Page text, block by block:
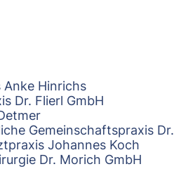
Hinrichs
Dr. Flierl GmbH
Gemeinschaftspraxis
Johannes Koch
Dr. Morich GmbH